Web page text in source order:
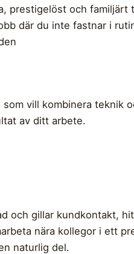
prestigelöst och familjärt
där du inte fastnar i
vill kombinera teknik
av ditt arbete.
och gillar kundkontakt,
nära kollegor i ett
naturlig del.